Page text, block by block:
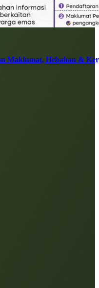
Maklumat, Hebahan &